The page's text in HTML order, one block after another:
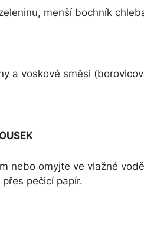
menší bochník
a voskové směsi
nebo omyjte ve vlažné
pečicí papír.